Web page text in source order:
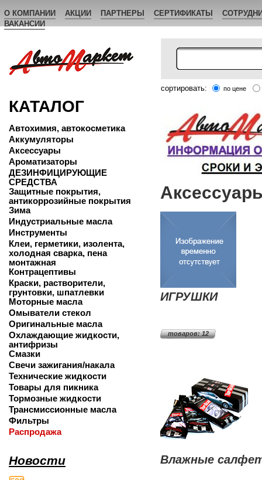
О КОМПАНИИ АКЦИИ ПАРТНЕРЫ СЕРТИФИКАТЫ
ВАКАНСИИ
сортировать: по цене
КАТАЛОГ
Автохимия, автокосметика
Аккумуляторы
Аксессуары
Ароматизаторы
ДЕЗИНФИЦИРУЮЩИЕ
СРЕДСТВА
Защитные покрытия,
антикоррозийные покрытия
Зима
Индустриальные масла
Инструменты
Клеи, герметики, изолента,
холодная сварка, пена
монтажная
Контрацептивы
Краски, растворители,
грунтовки, шпатлевки
Моторные масла
Омыватели стекол
Оригинальные масла
Охлаждающие жидкости,
антифризы
Смазки
Свечи зажигания/накала
Технические жидкости
Товары для пикника
Тормозные жидкости
Трансмиссионные масла
Фильтры
Распродажа
Новости
ИГРУШКИ
товаров: 12
Влажные